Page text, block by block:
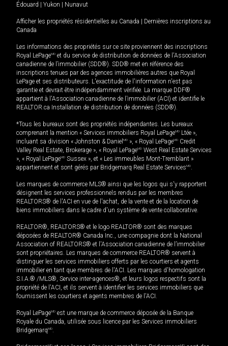
Édouard | Yukon | Nunavut
Afficher les propriétés résidentielles au Canada | Dernières inscriptions au
Canada
Les informations des propriétés sur ce site proviennent des inscriptions
Royal LePageMD et du service de distribution de données de l'Association
canadienne de l’immobilier (SDD®). SDD® met en référence des
inscriptions tenues par des agences immobilières autres que Royal
LePage et ses distributeurs. L'exactitude de l'information n'est pas
garantie et devrait être indépendamment vérifiée. La marque DDF®
appartient à l'Association canadienne de l’immobilier (ACI) et identifie le
REALTOR.ca Installation de distribution de données (SDD®).
*Tous les bureaux sont des propriétés indépendantes. Les bureaux
comprenant la mention « Services immobiliers Royal LePageMD Ltée »,
incluant sa division « Johnston & Daniel MD », « Royal LePageMD Credit
Valley Real Estate, Brokerage », « Royal LePageMD West Real Estate Services
», « Royal LePageMD Sussex », et « Les immeubles Mont-Tremblant »
appartiennent et sont gérés par Bridgemarq Real Estate ServicesMD.
Les marques de commerce MLS® ainsi que les logos qui s'y rapportent
désignent les services professionnels rendus par les membres
REALTORS® de l'ACI en vue de l'achat, de la vente et de la location de
biens immobiliers dans le cadre d'un système de vente collaborative.
REALTOR®, REALTORS® et le logo REALTOR® sont des marques
déposées de REALTOR® Canada Inc., une compagnie dont la National
Association of REALTORS® et l'Association canadienne de l’immobilier
sont propriétaires. Les marques de commerce REALTOR® servent à
distinguer les services immobiliers offerts par les courtiers et agents
immobilier en tant que membres de l'ACI. Les marques d'homologation
S.I.A.® /MLS®, Service inter-agences®, et leurs logos respectifs sont la
propriété de l'ACI, et ils servent à identifier les services immobiliers que
fournissent les courtiers et agents membres de l'ACI.
Royal LePageMD est une marque de commerce déposée de la Banque
Royale du Canada, utilisée sous licence par les Services immobiliers
BridgemarqMD.
MD MD